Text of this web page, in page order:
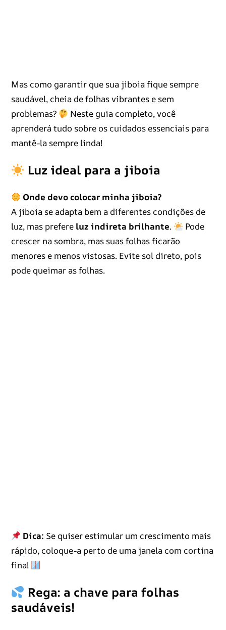
Mas como garantir que sua jiboia fique sempre
saudável, cheia de folhas vibrantes e sem
problemas?
Neste guia completo, você
aprenderá tudo sobre os cuidados essenciais para
mantê-la sempre linda!
Luz ideal para a jiboia
Onde devo colocar minha jiboia?
A jiboia se adapta bem a diferentes condições de
luz, mas prefere luz indireta brilhante.
Pode
crescer na sombra, mas suas folhas ficarão
menores e menos vistosas. Evite sol direto, pois
pode queimar as folhas.
Dica: Se quiser estimular um crescimento mais
rápido, coloque-a perto de uma janela com cortina
fina!
Rega: a chave para folhas
saudáveis!